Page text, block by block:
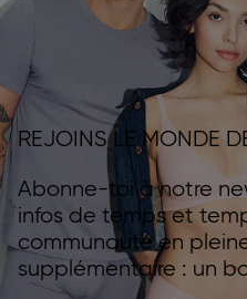
REJOINS LE MONDE
Abonne-toi à notre
infos de temps et
communauté en
supplémentaire : un